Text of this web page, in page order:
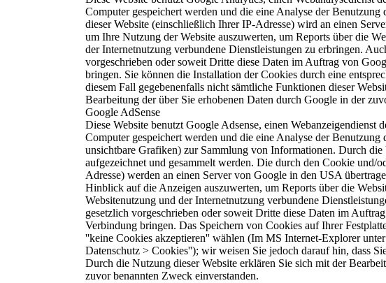
Computer gespeichert werden und die eine Analyse der
dieser Website (einschließlich Ihrer IP-Adresse) wird an einen
um Ihre Nutzung der Website auszuwerten, um Reports über die
der Internetnutzung verbundene Dienstleistungen zu erbringen.
vorgeschrieben oder soweit Dritte diese Daten im Auftrag von
bringen. Sie können die Installation der Cookies durch eine
diesem Fall gegebenenfalls nicht sämtliche Funktionen dieser
Bearbeitung der über Sie erhobenen Daten durch Google in der
Google AdSense
Diese Website benutzt Google Adsense, einen
Computer gespeichert werden und die eine Analyse der
unsichtbare Grafiken) zur Sammlung von Informationen. Durch
aufgezeichnet und gesammelt werden. Die durch den Cookie und/
Adresse) werden an einen Server von Google in den USA
Hinblick auf die Anzeigen auszuwerten, um Reports über die
Websitenutzung und der Internetnutzung verbundene
gesetzlich vorgeschrieben oder soweit Dritte diese Daten im
Verbindung bringen. Das Speichern von Cookies auf Ihrer
''keine Cookies akzeptieren'' wählen (Im MS Internet-Explorer
Datenschutz > Cookies''); wir weisen Sie jedoch darauf hin, dass
Durch die Nutzung dieser Website erklären Sie sich mit der
zuvor benannten Zweck einverstanden.